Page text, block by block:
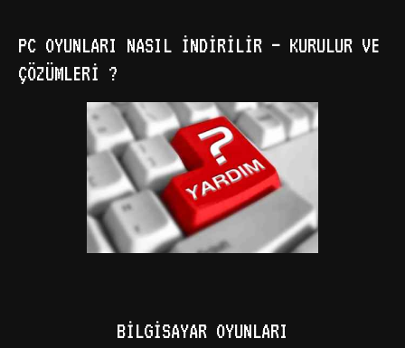
PC OYUNLARI NASIL İNDIRILIR – KURULUR VE
ÇÖZÜMLERI ?
BILGISAYAR OYUNLARI